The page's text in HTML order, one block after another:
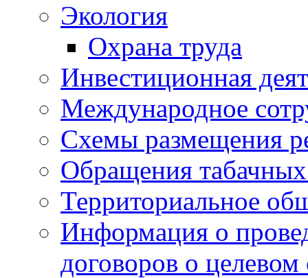
Экология
Охрана труда
Инвестиционная
Международное
Схемы размещения
Обращения
Территориальное
Информация о
договоров о